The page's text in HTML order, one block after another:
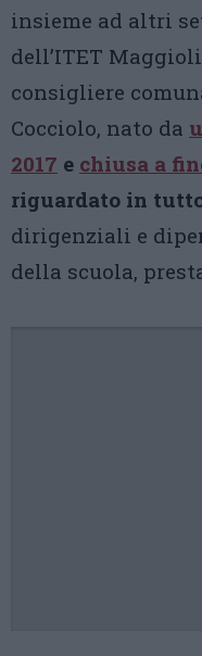
insieme ad altri
dell’ITET
consigliere
Cocciolo, nato da
2017 e chiusa a
riguardato in tutto
dirigenziali e
della scuola,